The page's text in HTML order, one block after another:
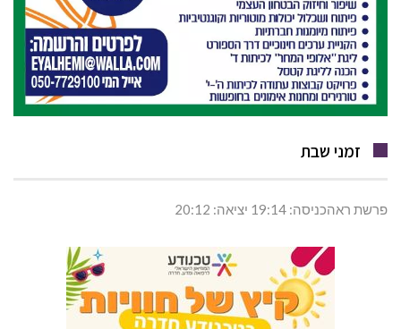
זמני שבת
פרשת ראהכניסה: 19:14 יציאה: 20:12